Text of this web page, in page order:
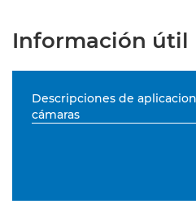
Información útil
Descripciones de
cámaras